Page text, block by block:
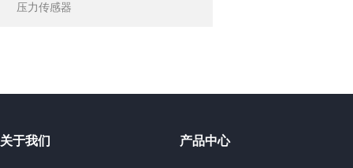
压力传感器
关于我们 产品中心